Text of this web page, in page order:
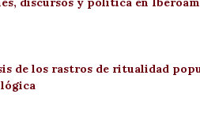
de los rastros de ritualidad